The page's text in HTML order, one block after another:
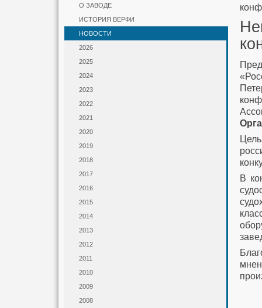
О ЗАВОДЕ
ИСТОРИЯ ВЕРФИ
НОВОСТИ
2026
2025
2024
2023
2022
2021
2020
2019
2018
2017
2016
2015
2014
2013
2012
2011
2010
2009
2008
В